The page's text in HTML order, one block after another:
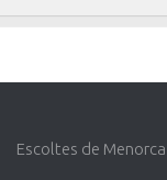
Escoltes de